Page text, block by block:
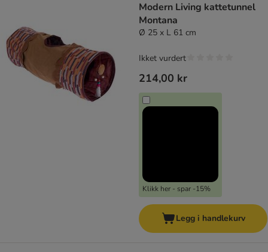
Modern Living kattetunnel
Montana
Ø 25 x L 61 cm
214,00 kr
Klikk her - spar -15%
Ikket vurdert
Legg i handlekurv